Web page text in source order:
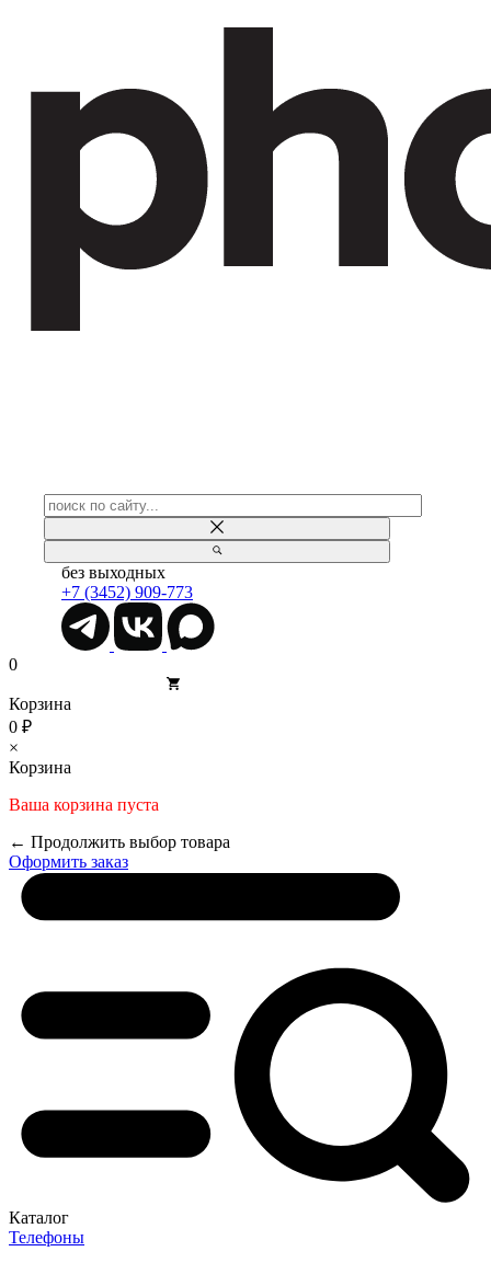
без выходных
+7 (3452) 909-773
0
Корзина
0 ₽
×
Корзина
Ваша корзина пуста
← Продолжить выбор товара
Оформить заказ
Каталог
Телефоны